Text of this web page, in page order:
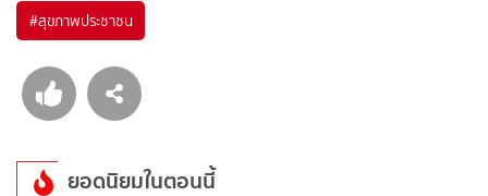
#สุขภาพประชาชน
ยอดนิยมในตอนนี้